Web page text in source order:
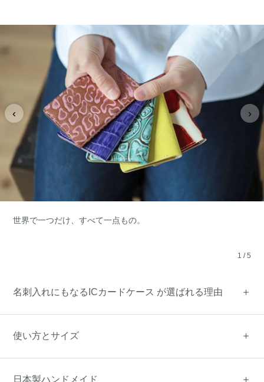
‹ ›
世界で一つだけ、すべて一点もの。
1 /5
名刺入れにもなるICカードケース が選ばれる理由
使い方とサイズ
日本製ハンドメイド